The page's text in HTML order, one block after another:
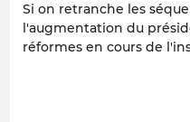
Si on retranche les
l'augmentation du
réformes en cours de